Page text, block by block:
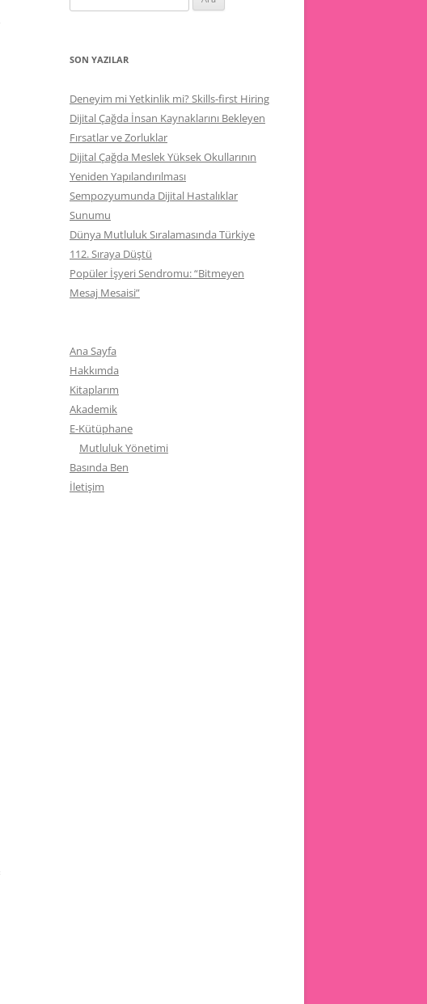
SON YAZILAR
Deneyim mi Yetkinlik mi? Skills-first Hiring
Dijital Çağda İnsan Kaynaklarını Bekleyen
Fırsatlar ve Zorluklar
Dijital Çağda Meslek Yüksek Okullarının
Yeniden Yapılandırılması
Sempozyumunda Dijital Hastalıklar
Sunumu
Dünya Mutluluk Sıralamasında Türkiye
112. Sıraya Düştü
Popüler İşyeri Sendromu: “Bitmeyen
Mesaj Mesaisi”
Ana Sayfa
Hakkımda
Kitaplarım
Akademik
E-Kütüphane
Mutluluk Yönetimi
Basında Ben
İletişim